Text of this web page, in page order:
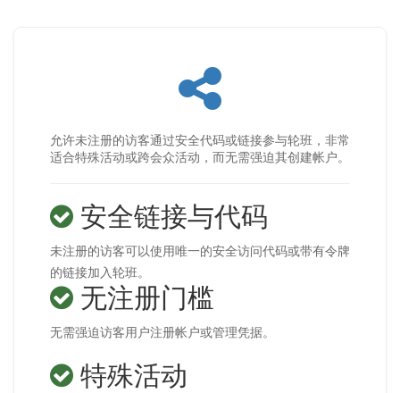
允许未注册的访客通过安全代码或链接参与轮班，非常
适合特殊活动或跨会众活动，而无需强迫其创建帐户。
安全链接与代码
未注册的访客可以使用唯一的安全访问代码或带有令牌
的链接加入轮班。
无注册门槛
无需强迫访客用户注册帐户或管理凭据。
特殊活动